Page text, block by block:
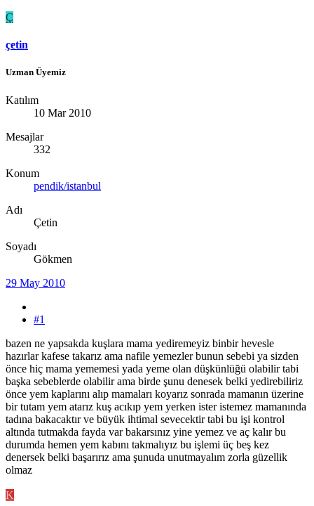
Ç
çetin
Uzman Üyemiz
Katılım
10 Mar 2010
Mesajlar
332
Konum
pendik/istanbul
Adı
Çetin
Soyadı
Gökmen
29 May 2010
#1
bazen ne yapsakda kuşlara mama yediremeyiz binbir hevesle
hazırlar kafese takarız ama nafile yemezler bunun sebebi ya sizden
önce hiç mama yememesi yada yeme olan düşkünlüğü olabilir tabi
başka sebeblerde olabilir ama birde şunu denesek belki yedirebiliriz
önce yem kaplarını alıp mamaları koyarız sonrada mamanın üzerine
bir tutam yem atarız kuş acıkıp yem yerken ister istemez mamanında
tadına bakacaktır ve büyük ihtimal sevecektir tabi bu işi kontrol
altında tutmakda fayda var bakarsınız yine yemez ve aç kalır bu
durumda hemen yem kabını takmalıyız bu işlemi üç beş kez
denersek belki başarırız ama şunuda unutmayalım zorla güzellik
olmaz
K